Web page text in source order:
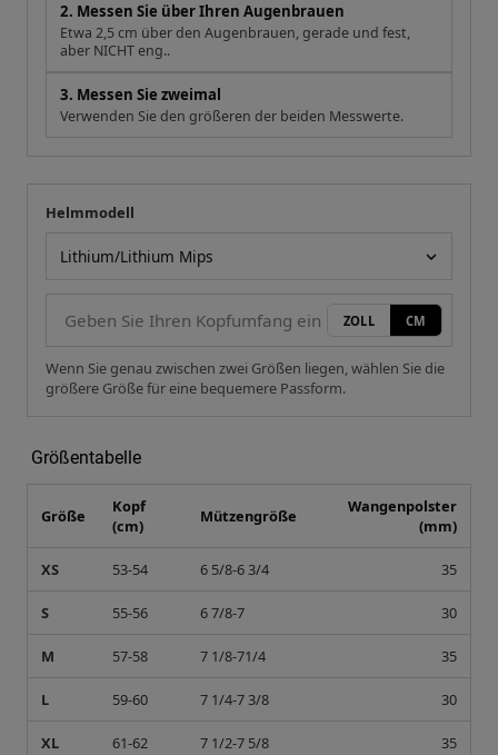
2. Messen Sie über Ihren Augenbrauen
Etwa 2,5 cm über den Augenbrauen, gerade und fest,
aber NICHT eng..
3. Messen Sie zweimal
Verwenden Sie den größeren der beiden Messwerte.
Ihre Messung
Helmmodell
ZOLL CM
Wenn Sie genau zwischen zwei Größen liegen, wählen Sie die
größere Größe für eine bequemere Passform.
Größentabelle
Größe
Kopf
(cm)
Mützengröße
Wangenpolster
(mm)
XS 53-54 6 5/8-6 3/4 35
S 55-56 6 7/8-7 30
M 57-58 7 1/8-71/4 35
L 59-60 7 1/4-7 3/8 30
XL 61-62 7 1/2-7 5/8 35